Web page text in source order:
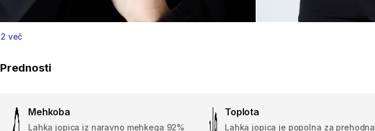
2 več
Prednosti
Mehkoba
Lahka jopica iz naravno mehkega 92%
Toplota
Lahka jopica je popolna za prehodna